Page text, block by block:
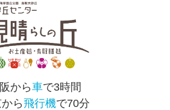
から車で3時間
ら飛行機で70分